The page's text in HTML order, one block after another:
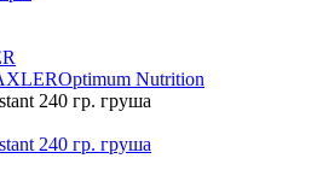
Optimum Nutrition
240 гр. груша